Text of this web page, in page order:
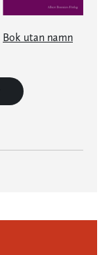
Bok utan namn